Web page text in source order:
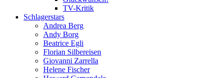
TV-Kritik
Schlagerstars
Andrea Berg
Andy Borg
Beatrice Egli
Florian Silbereisen
Giovanni Zarrella
Helene Fischer